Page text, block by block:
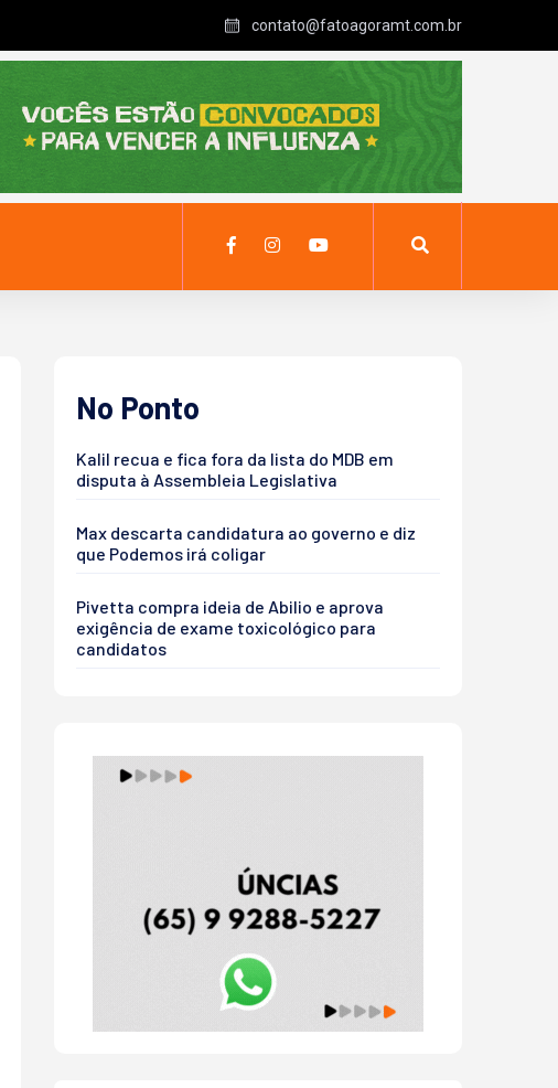
contato@fatoagoramt.com.br
No Ponto
Kalil recua e fica fora da lista do MDB em
disputa à Assembleia Legislativa
Max descarta candidatura ao governo e diz
que Podemos irá coligar
Pivetta compra ideia de Abilio e aprova
exigência de exame toxicológico para
candidatos